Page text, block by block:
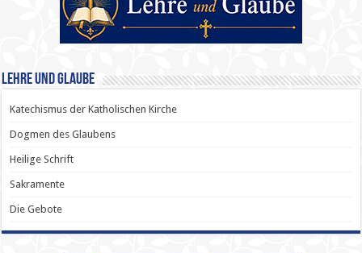
Lehre und Glaube
Katechismus der Katholischen Kirche
Dogmen des Glaubens
Heilige Schrift
Sakramente
Die Gebote